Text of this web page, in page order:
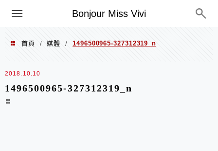
Bonjour Miss Vivi
選單
首頁 / 媒體 / 1496500965-327312319_n
2018.10.10
1496500965-327312319_n